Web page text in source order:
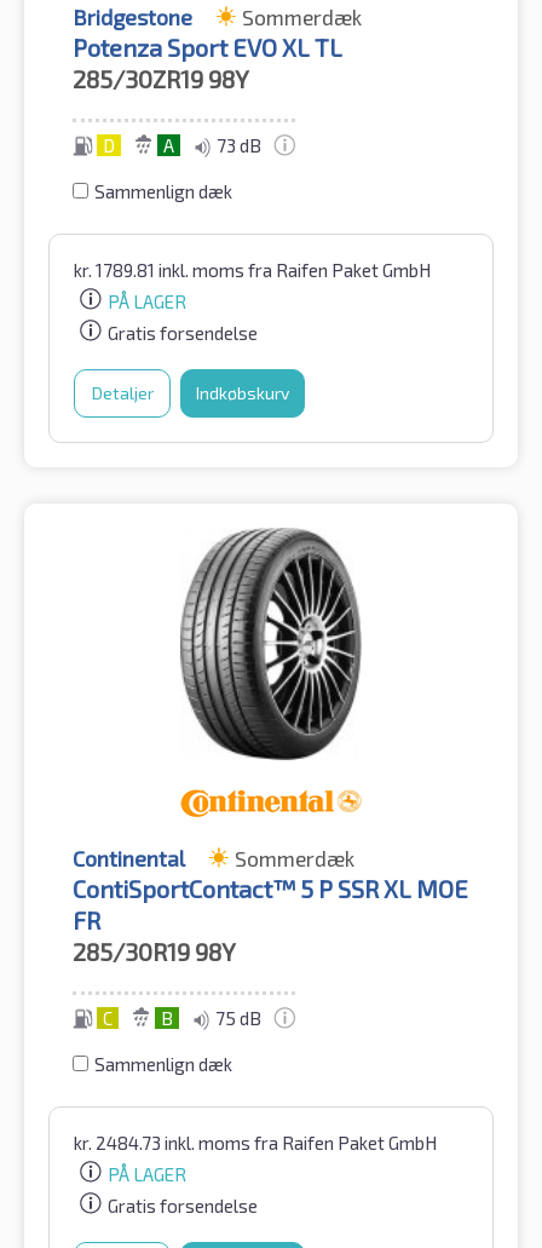
Bridgestone Sommerdæk
Potenza Sport EVO XL TL
285/30ZR19 98Y
D A 73 dB
Sammenlign dæk
kr. 1789.81 inkl. moms fra Raifen Paket GmbH
PÅ LAGER
Gratis forsendelse
Detaljer Indkøbskurv
Continental Sommerdæk
ContiSportContact™ 5 P SSR XL MOE
FR
285/30R19 98Y
C B 75 dB
Sammenlign dæk
kr. 2484.73 inkl. moms fra Raifen Paket GmbH
PÅ LAGER
Gratis forsendelse